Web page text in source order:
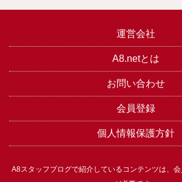
運営会社
A8.netとは
お問い合わせ
会員登録
個人情報保護方針
A8スタッフブログで紹介しているコンテンツは、会